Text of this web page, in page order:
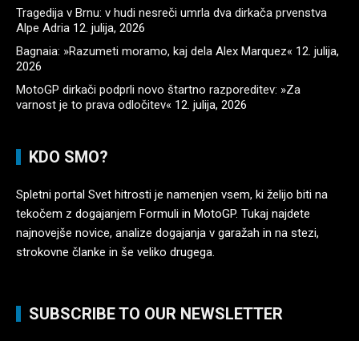
Tragedija v Brnu: v hudi nesreči umrla dva dirkača prvenstva
Alpe Adria 12. julija, 2026
Bagnaia: »Razumeti moramo, kaj dela Alex Marquez« 12. julija,
2026
MotoGP dirkači podprli novo štartno razporeditev: »Za
varnost je to prava odločitev« 12. julija, 2026
KDO SMO?
Spletni portal Svet hitrosti je namenjen vsem, ki želijo biti na
tekočem z dogajanjem Formuli in MotoGP. Tukaj najdete
najnovejše novice, analize dogajanja v garažah in na stezi,
strokovne članke in še veliko drugega.
SUBSCRIBE TO OUR NEWSLETTER